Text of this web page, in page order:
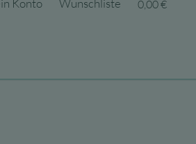
Konto Wunschliste 0,00€